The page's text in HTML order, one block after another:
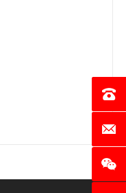
电话
邮箱